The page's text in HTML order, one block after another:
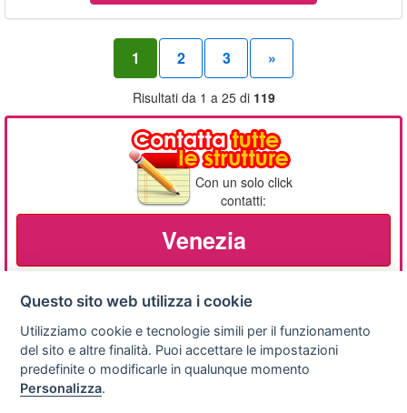
1 2 3 »
Risultati da 1 a 25 di 119
Con un solo click
contatti:
Venezia
Privacy
policy
Avviso
legale
Scrivici
Questo sito web utilizza i cookie
Utilizziamo cookie e tecnologie simili per il funzionamento
del sito e altre finalità. Puoi accettare le impostazioni
predefinite o modificarle in qualunque momento
Personalizza.